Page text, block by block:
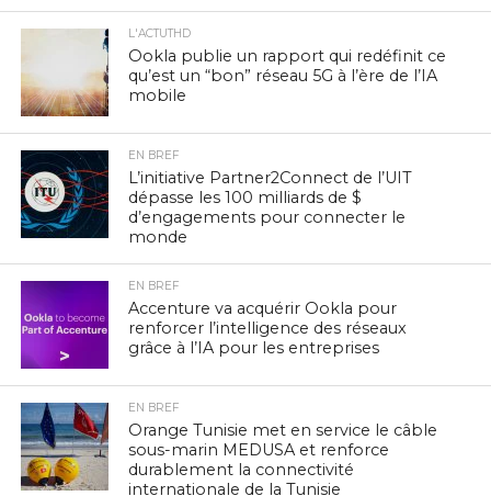
L'ACTUTHD
Ookla publie un rapport qui redéfinit ce
qu’est un “bon” réseau 5G à l’ère de l’IA
mobile
EN BREF
L’initiative Partner2Connect de l’UIT
dépasse les 100 milliards de $
d’engagements pour connecter le
monde
EN BREF
Accenture va acquérir Ookla pour
renforcer l’intelligence des réseaux
grâce à l’IA pour les entreprises
EN BREF
Orange Tunisie met en service le câble
sous-marin MEDUSA et renforce
durablement la connectivité
internationale de la Tunisie